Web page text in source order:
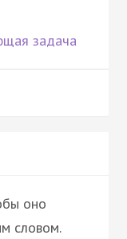
задача
оно
словом.